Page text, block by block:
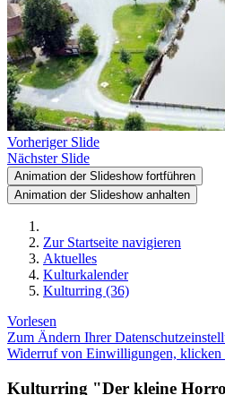
Vorheriger Slide
Nächster Slide
Animation der Slideshow fortführen
Animation der Slideshow anhalten
Zur Startseite navigieren
Aktuelles
Kulturkalender
Kulturring (36)
Vorlesen
Zum Ändern Ihrer
Widerruf von Einwilligungen, klicken
Kulturring "Der kleine